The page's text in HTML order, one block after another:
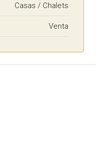
Casas / Chalets
Venta